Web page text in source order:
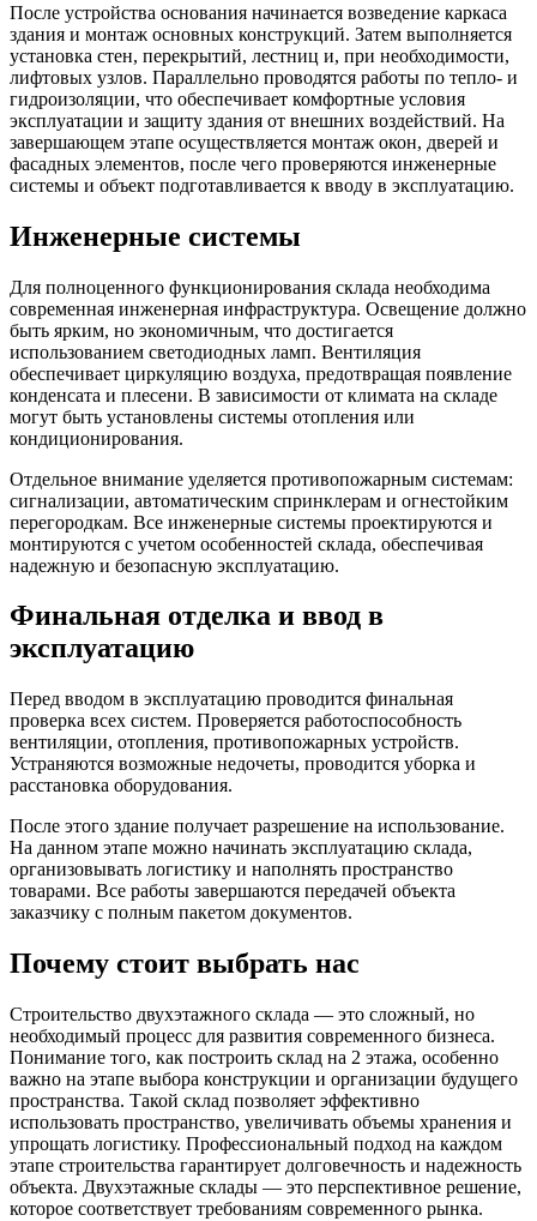
После устройства основания начинается возведение каркаса
здания и монтаж основных конструкций. Затем выполняется
установка стен, перекрытий, лестниц и, при необходимости,
лифтовых узлов. Параллельно проводятся работы по тепло- и
гидроизоляции, что обеспечивает комфортные условия
эксплуатации и защиту здания от внешних воздействий. На
завершающем этапе осуществляется монтаж окон, дверей и
фасадных элементов, после чего проверяются инженерные
системы и объект подготавливается к вводу в эксплуатацию.
Инженерные системы
Для полноценного функционирования склада необходима
современная инженерная инфраструктура. Освещение должно
быть ярким, но экономичным, что достигается
использованием светодиодных ламп. Вентиляция
обеспечивает циркуляцию воздуха, предотвращая появление
конденсата и плесени. В зависимости от климата на складе
могут быть установлены системы отопления или
кондиционирования.
Отдельное внимание уделяется противопожарным системам:
сигнализации, автоматическим спринклерам и огнестойким
перегородкам. Все инженерные системы проектируются и
монтируются с учетом особенностей склада, обеспечивая
надежную и безопасную эксплуатацию.
Финальная отделка и ввод в
эксплуатацию
Перед вводом в эксплуатацию проводится финальная
проверка всех систем. Проверяется работоспособность
вентиляции, отопления, противопожарных устройств.
Устраняются возможные недочеты, проводится уборка и
расстановка оборудования.
После этого здание получает разрешение на использование.
На данном этапе можно начинать эксплуатацию склада,
организовывать логистику и наполнять пространство
товарами. Все работы завершаются передачей объекта
заказчику с полным пакетом документов.
Почему стоит выбрать нас
Строительство двухэтажного склада — это сложный, но
необходимый процесс для развития современного бизнеса.
Понимание того, как построить склад на 2 этажа, особенно
важно на этапе выбора конструкции и организации будущего
пространства. Такой склад позволяет эффективно
использовать пространство, увеличивать объемы хранения и
упрощать логистику. Профессиональный подход на каждом
этапе строительства гарантирует долговечность и надежность
объекта. Двухэтажные склады — это перспективное решение,
которое соответствует требованиям современного рынка.